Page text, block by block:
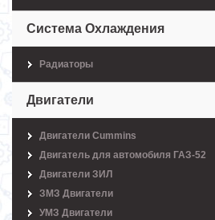
Система Охлаждения
Радиаторы
Двигатели
Двигатели Cummins
Двигатель для автомобиля ГАЗ-52
Двигатели ЗИЛ
ЗМЗ Двигатели
УМЗ Двигатели